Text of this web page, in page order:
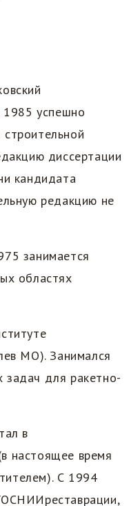
1985 успешно
диссертации
кандидата
редакцию не
занимается
областях
МО). Занимался
задач для ракетно-
в
настоящее время
С 1994